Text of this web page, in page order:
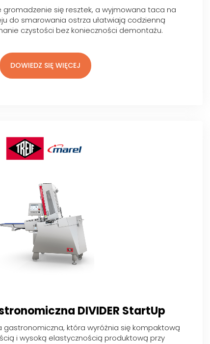
gromadzenie się resztek, a wyjmowana taca na
do smarowania ostrza ułatwiają codzienną
czystości bez konieczności demontażu.
DOWIEDZ SIĘ WIĘCEJ
DIVIDER StartUp
gastronomiczna, która wyróżnia się kompaktową
i wysoką elastycznością produktową przy